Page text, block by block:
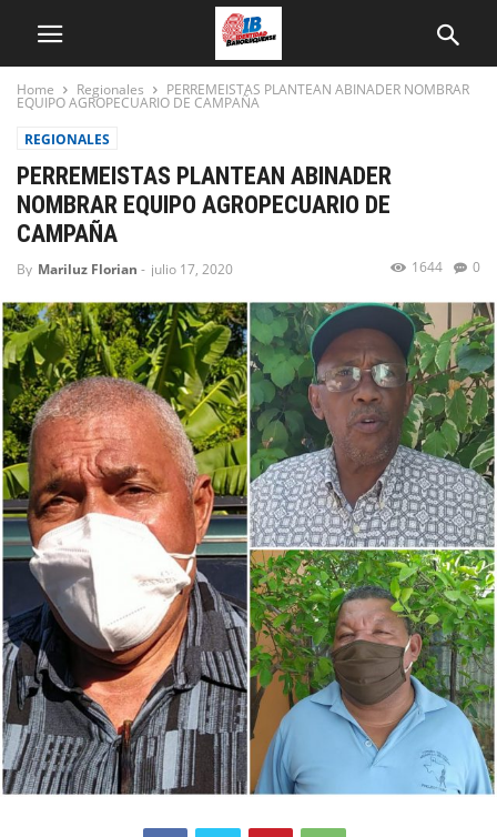
Home Regionales PERREMEISTAS PLANTEAN ABINADER NOMBRAR
EQUIPO AGROPECUARIO DE CAMPAÑA
REGIONALES
PERREMEISTAS PLANTEAN ABINADER
NOMBRAR EQUIPO AGROPECUARIO DE
CAMPAÑA
By Mariluz Florian - julio 17, 2020 0
1644